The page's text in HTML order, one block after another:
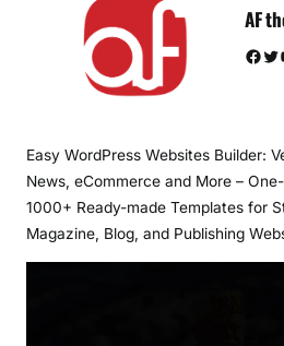
AF
Facebook Twitter
Easy WordPress Websites Builder:
News, eCommerce and More –
1000+ Ready-made Templates for
Magazine, Blog, and Publishing